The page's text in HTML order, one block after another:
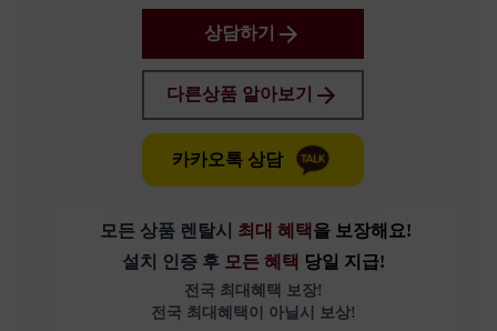
상담하기
다른상품 알아보기
카카오톡 상담
모든 상품 렌탈시 최대 혜택 을 보장해요!
설치 인증 후 모든 혜택 당일 지급!
전국 최대혜택 보장!
전국 최대혜택이 아닐시 보상!